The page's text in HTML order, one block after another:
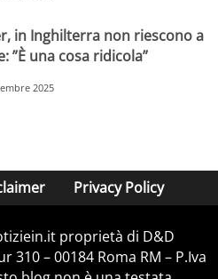
in Inghilterra non riescono a
”È una cosa ridicola”
2025
Privacy Policy
proprietà di D&D
310 – 00184 Roma RM – P.Iva